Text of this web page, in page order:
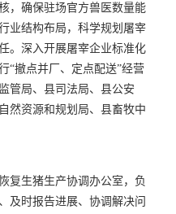
，确保驻场官方兽医数量能
业结构布局，科学规划屠宰
。深入开展屠宰企业标准化
“撤点并厂、定点配送”经营
管局、县司法局、县公安
然资源和规划局、县畜牧中
复生猪生产协调办公室，负
及时报告进展、协调解决问